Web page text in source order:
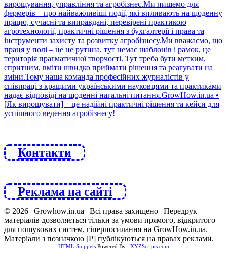
Контакти
Реклама на сайті
© 2026 | Growhow.in.ua | Всі права захищено | Передрук
матеріалів дозволяється тільки за умови прямого, відкритого
для пошукових систем, гіперпосилання на GrowHow.in.ua.
Матеріали з позначкою [Р] публікуються на правах реклами.
HTML SnippetsPowered By : XYZScripts.com